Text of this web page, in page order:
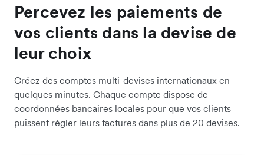
Percevez les paiements de
vos clients dans la devise de
leur choix
Créez des comptes multi-devises internationaux en
quelques minutes. Chaque compte dispose de
coordonnées bancaires locales pour que vos clients
puissent régler leurs factures dans plus de 20 devises.